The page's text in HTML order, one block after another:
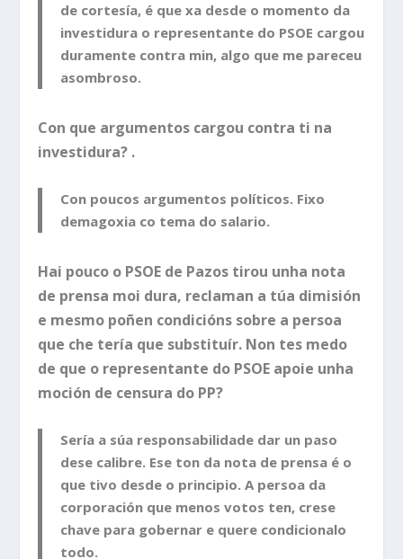
de cortesía, é que xa desde o momento da
investidura o representante do PSOE cargou
duramente contra min, algo que me pareceu
asombroso.
Con que argumentos cargou contra ti na
investidura? .
Con poucos argumentos políticos. Fixo
demagoxia co tema do salario.
Hai pouco o PSOE de Pazos tirou unha nota
de prensa moi dura, reclaman a túa dimisión
e mesmo poñen condicións sobre a persoa
que che tería que substituír. Non tes medo
de que o representante do PSOE apoie unha
moción de censura do PP?
Sería a súa responsabilidade dar un paso
dese calibre. Ese ton da nota de prensa é o
que tivo desde o principio. A persoa da
corporación que menos votos ten, crese
chave para gobernar e quere condicionalo
todo.